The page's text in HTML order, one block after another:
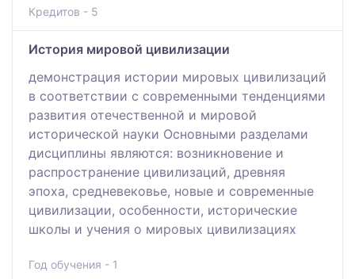
Кредитов - 5
История мировой цивилизации
демонстрация истории мировых цивилизаций
в соответствии с современными тенденциями
развития отечественной и мировой
исторической науки Основными разделами
дисциплины являются: возникновение и
распространение цивилизаций, древняя
эпоха, средневековье, новые и современные
цивилизации, особенности, исторические
школы и учения о мировых цивилизациях
Год обучения - 1